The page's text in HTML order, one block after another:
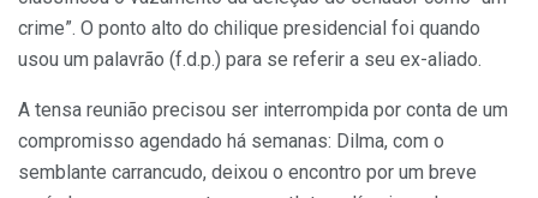
crime”. O ponto alto do chilique presidencial foi quando
usou um palavrão (f.d.p.) para se referir a seu ex-aliado.
A tensa reunião precisou ser interrompida por conta de um
compromisso agendado há semanas: Dilma, com o
semblante carrancudo, deixou o encontro por um breve